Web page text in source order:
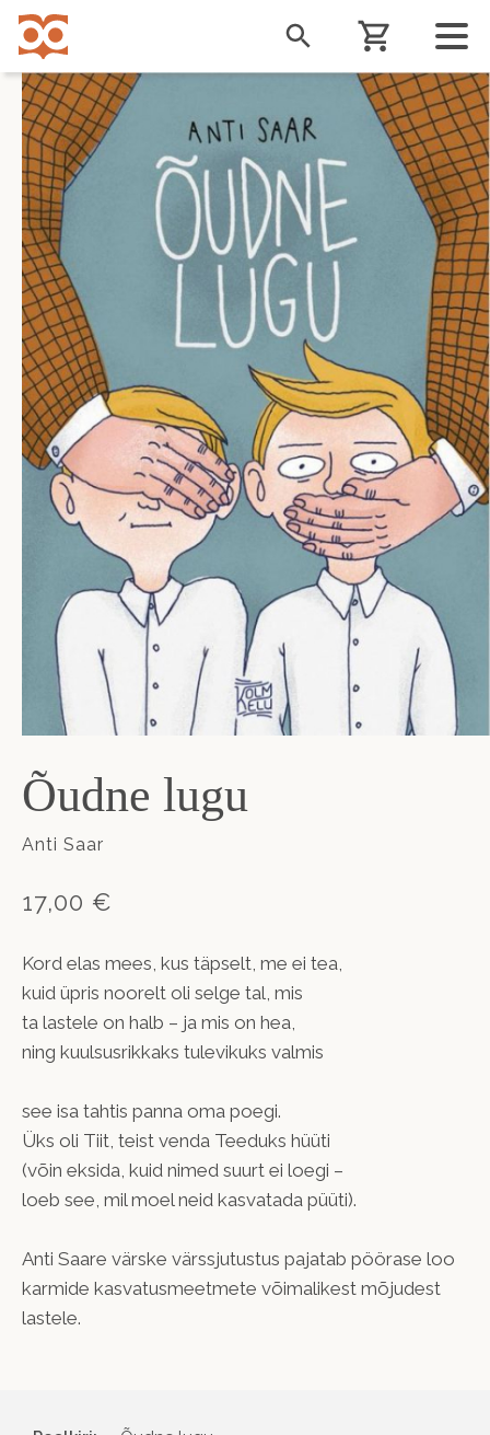
Liigu
edasi
põhisisu
juurde
Õudne lugu
Anti Saar
17,00 €
Kord elas mees, kus täpselt, me ei tea,
kuid üpris noorelt oli selge tal, mis
ta lastele on halb – ja mis on hea,
ning kuulsusrikkaks tulevikuks valmis
see isa tahtis panna oma poegi.
Üks oli Tiit, teist venda Teeduks hüüti
(võin eksida, kuid nimed suurt ei loegi –
loeb see, mil moel neid kasvatada püüti).
Anti Saare värske värssjutustus pajatab pöörase loo
karmide kasvatusmeetmete võimalikest mõjudest
lastele.